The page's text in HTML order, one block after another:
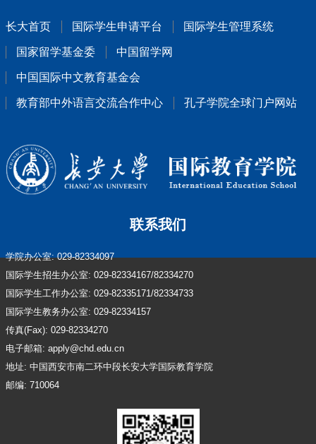
长大首页 国际学生申请平台 国际学生管理系统
国家留学基金委 中国留学网
中国国际中文教育基金会
教育部中外语言交流合作中心 孔子学院全球门户网站
联系我们
学院办公室: 029-82334097
国际学生招生办公室: 029-82334167/82334270
国际学生工作办公室: 029-82335171/82334733
国际学生教务办公室: 029-82334157
传真(Fax): 029-82334270
电子邮箱: apply@chd.edu.cn
地址: 中国西安市南二环中段长安大学国际教育学院
邮编: 710064